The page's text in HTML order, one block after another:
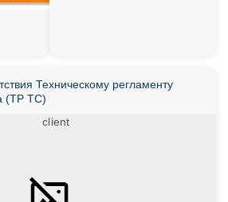
Техническому регламенту
(ТР ТС)